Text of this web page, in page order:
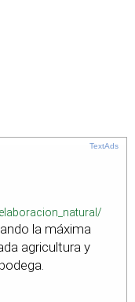
TextAds
la máxima
agricultura y